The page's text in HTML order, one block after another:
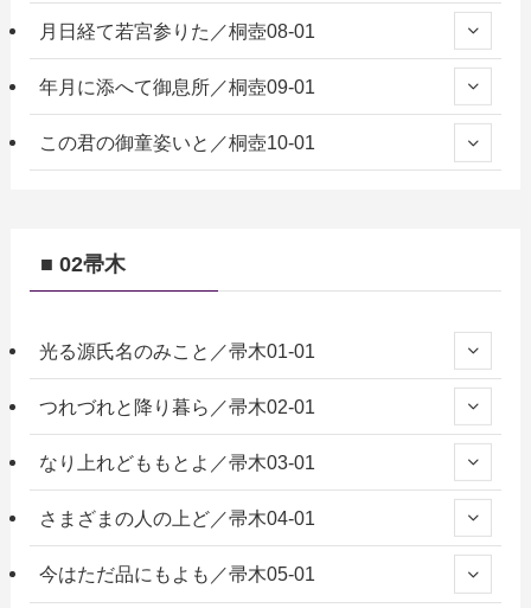
月日経て若宮参りた／桐壺08-01
年月に添へて御息所／桐壺09-01
この君の御童姿いと／桐壺10-01
■ 02帚木
光る源氏名のみこと／帚木01-01
つれづれと降り暮ら／帚木02-01
なり上れどももとよ／帚木03-01
さまざまの人の上ど／帚木04-01
今はただ品にもよも／帚木05-01